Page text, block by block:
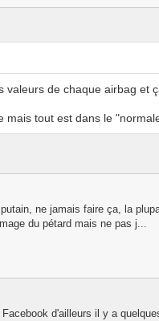
de chaque airbag et
tout est dans le
ne jamais faire ça, la
du pétard mais ne pas j...
d'ailleurs il y a